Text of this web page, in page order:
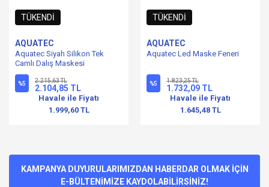
TÜKENDİ
AQUATEC
Aquatec Siyah Silikon Tek
Camlı Dalış Maskesi
%5 2.215,63 TL
2.104,85 TL
Havale ile Fiyatı
1.999,60 TL
TÜKENDİ
AQUATEC
Aquatec Led Maske Feneri
%5 1.823,25 TL
1.732,09 TL
Havale ile Fiyatı
1.645,48 TL
KAMPANYA DUYURULARIMIZDAN HABERDAR OLMAK İÇİN
E-BÜLTENİMİZE KAYDOLABİLİRSİNİZ!